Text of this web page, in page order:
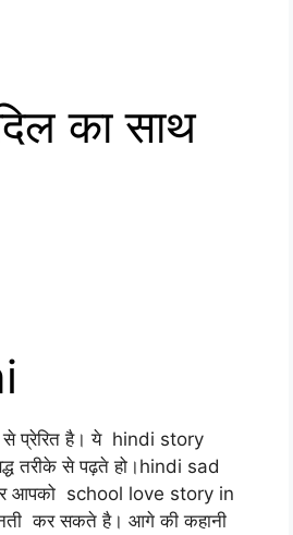
का साथ
प्रेरित है। ये hindi story
तरीके से पढ़ते हो।hindi sad
आपको school love story in
कर सकते है। आगे की कहानी